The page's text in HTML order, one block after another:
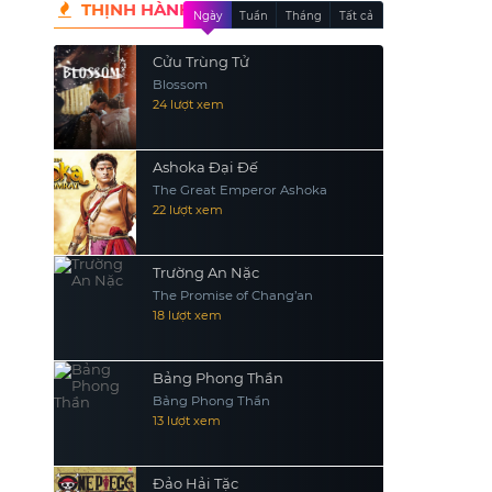
THỊNH HÀNH Ngày Tuần Tháng Tất cả
Cửu Trùng Tử
Blossom
24 lượt xem
Ashoka Đại Đế
The Great Emperor Ashoka
22 lượt xem
Trường An Nặc
The Promise of Chang’an
18 lượt xem
Bảng Phong Thần
Bảng Phong Thần
13 lượt xem
Đảo Hải Tặc